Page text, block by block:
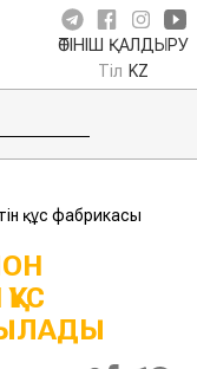
ӨТІНІШ ҚАЛДЫРУ
Тіл KZ
құс фабрикасы